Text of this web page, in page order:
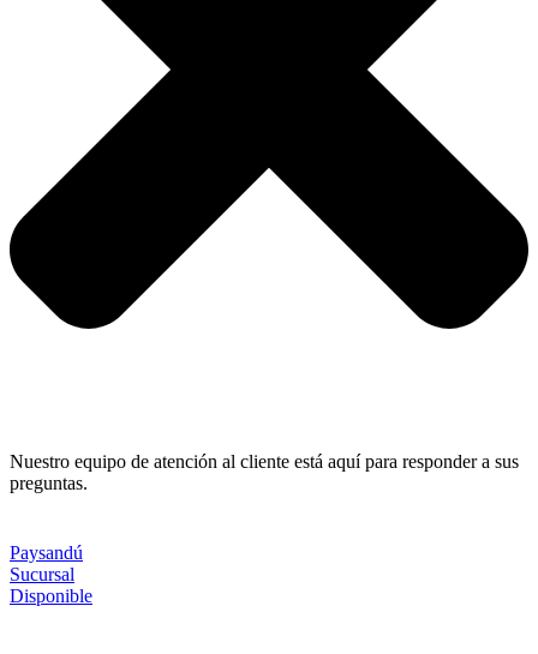
Nuestro equipo de atención al cliente está aquí para responder a sus
preguntas.
Paysandú
Sucursal
Disponible